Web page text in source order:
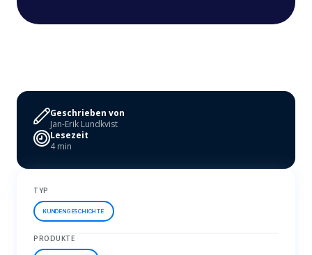
Geschrieben von
Jan-Erik Lundkvist
Lesezeit
4 min
TYP
KUNDENGESCHICHTE
PRODUKTE